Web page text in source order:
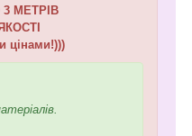
3 МЕТРІВ
цінами!)))